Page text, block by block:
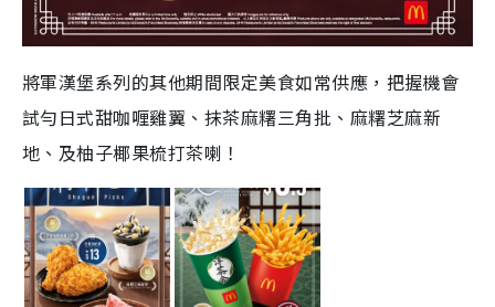
將軍漢堡系列的其他期間限定美食如常供應，把握機會
試勻日式甜咖喱雞翼、抹茶麻糬三角批、麻糬芝麻新
地、及柚子椰果梳打茶喇！